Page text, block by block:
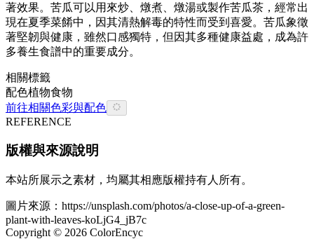
著效果。苦瓜可以用來炒、燉煮、燉湯或製作苦瓜茶，經常出
現在夏季菜餚中，因其清熱解毒的特性而受到喜愛。苦瓜象徵
著堅韌與健康，雖然口感獨特，但因其多種健康益處，成為許
多養生食譜中的重要成分。
相關標籤
配色植物食物
前往相關色彩與配色
REFERENCE
版權與來源說明
本站所展示之素材，均屬其相應版權持有人所有。
圖片來源： https://unsplash.com/photos/a-close-up-of-a-green-
plant-with-leaves-koLjG4_jB7c
Copyright © 2026 ColorEncyc